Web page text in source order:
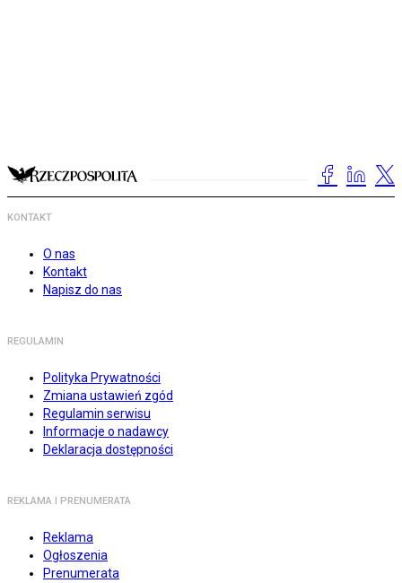
KONTAKT
O nas
Kontakt
Napisz do nas
REGULAMIN
Polityka Prywatności
Zmiana ustawień zgód
Regulamin serwisu
Informacje o nadawcy
Deklaracja dostępności
REKLAMA I PRENUMERATA
Reklama
Ogłoszenia
Prenumerata